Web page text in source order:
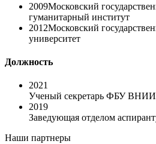
2009Московский
гуманитарный институт
2012Московский
университет
Должность
2021
Ученый секретарь ФБУ
2019
Заведующая отделом
Наши партнеры